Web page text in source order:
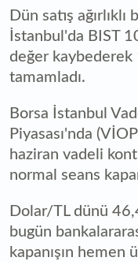
Dün satış
İstanbul'da BIST
değer
tamamladı.
Borsa İstanbul
Piyasası'nda
haziran vadeli
normal seans
Dolar/TL dünü
bugün
kapanışın